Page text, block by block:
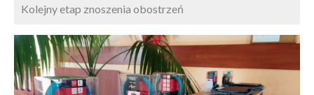
Kolejny etap znoszenia obostrzeń